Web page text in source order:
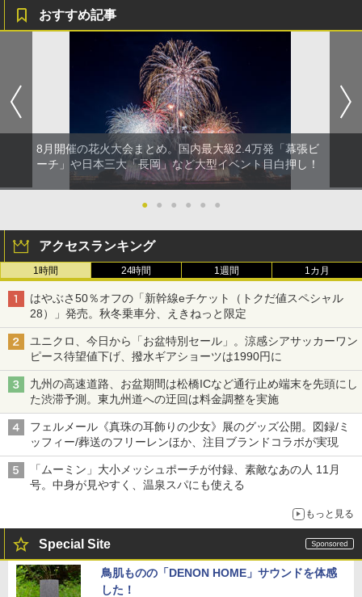
おすすめ記事
8月開催の花火大会まとめ。国内最大級2.4万発「幕張ビ
ーチ」や日本三大「長岡」など大型イベント目白押し！
● ● ● ● ● ●
アクセスランキング
1時間 24時間 1週間 1カ月
はやぶさ50％オフの「新幹線eチケット（トクだ値スペシャル
28）」発売。秋冬乗車分、えきねっと限定
ユニクロ、今日から「お盆特別セール」。涼感シアサッカーワン
ピース待望値下げ、撥水ギアショーツは1990円に
九州の高速道路、お盆期間は松橋ICなど通行止め端末を先頭にし
た渋滞予測。東九州道への迂回は料金調整を実施
フェルメール《真珠の耳飾りの少女》展のグッズ公開。図録/ミ
ッフィー/葬送のフリーレンほか、注目ブランドコラボが実現
「ムーミン」大小メッシュポーチが付録、素敵なあの人 11月
号。中身が見やすく、温泉スパにも使える
もっと見る
Special Site
鳥肌ものの「DENON HOME」サウンドを体感
した！